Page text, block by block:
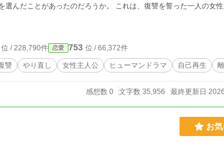
選んだことがあったのだろうか。 これは、復讐を誓った一人の女
位 / 228,790件 恋愛 753 位 / 66,372件
讐 やり直し 女性主人公 ヒューマンドラマ 自己再生
感想数 0 文字数 35,956 最終更新日
お